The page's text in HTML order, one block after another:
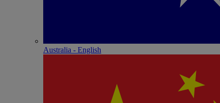
Australia - English